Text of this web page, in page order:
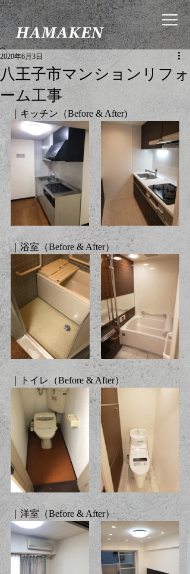
八王子市マンションリフォ
ーム工事
2020年6月3日
｜キッチン（Before & After)
｜浴室（Before & After）
｜トイレ（Before & After）
｜洋室（Before & After）